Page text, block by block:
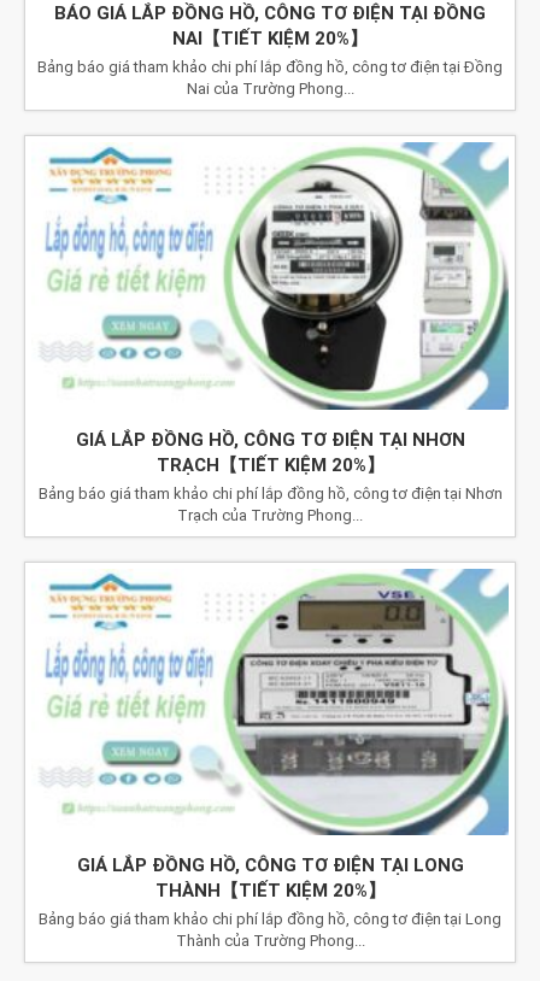
BÁO GIÁ LẮP ĐỒNG HỒ, CÔNG TƠ ĐIỆN TẠI ĐỒNG
NAI【TIẾT KIỆM 20%】
Bảng báo giá tham khảo chi phí lắp đồng hồ, công tơ điện tại Đồng
Nai của Trường Phong...
GIÁ LẮP ĐỒNG HỒ, CÔNG TƠ ĐIỆN TẠI NHƠN
TRẠCH【TIẾT KIỆM 20%】
Bảng báo giá tham khảo chi phí lắp đồng hồ, công tơ điện tại Nhơn
Trạch của Trường Phong...
GIÁ LẮP ĐỒNG HỒ, CÔNG TƠ ĐIỆN TẠI LONG
THÀNH【TIẾT KIỆM 20%】
Bảng báo giá tham khảo chi phí lắp đồng hồ, công tơ điện tại Long
Thành của Trường Phong...